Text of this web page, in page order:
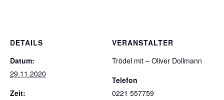
DETAILS
Datum:
29.11.2020
Zeit:
VERANSTALTER
Trödel mit – Oliver Dollmann
Telefon
0221 557759